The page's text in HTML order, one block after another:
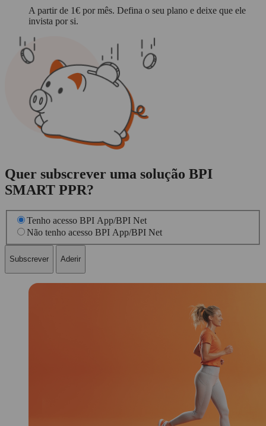
A partir de 1€ por mês. Defina o seu plano e deixe que ele
invista por si.
Quer subscrever uma solução BPI
SMART PPR?
Tenho acesso BPI App/BPI Net
Não tenho acesso BPI App/BPI Net
Subscrever Aderir